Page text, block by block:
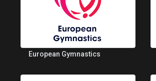
European Gymnastics